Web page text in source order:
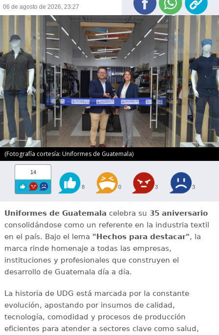
06 de agosto de 2026, 23:27
(Fotografía cortesía: Uniformes de Guatemala)
14
8 0 3 3
Uniformes de Guatemala celebra su 35 aniversario
consolidándose como un referente en la industria textil
en el país. Bajo el lema "Hechos para destacar", la
marca rinde homenaje a todas las empresas,
instituciones y profesionales que construyen el
desarrollo de Guatemala día a día.
La historia de UDG está marcada por la constante
evolución, apostando por insumos de calidad,
tecnología, comodidad y procesos de producción
eficientes para atender a sectores clave como salud,